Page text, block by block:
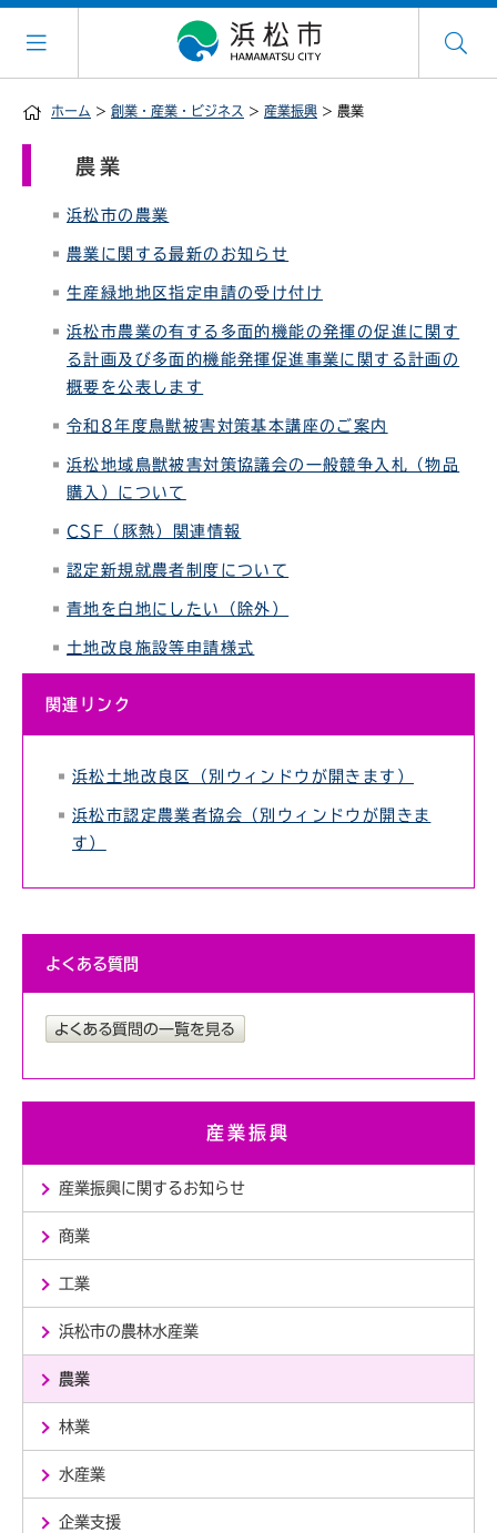
ホーム > 創業・産業・ビジネス > 産業振興 > 農業
産業振興
産業振興に関するお知らせ
商業
工業
浜松市の農林水産業
農業
林業
水産業
企業支援
農業
浜松市の農業
農業に関する最新のお知らせ
生産緑地地区指定申請の受け付け
浜松市農業の有する多面的機能の発揮の促進に関す
る計画及び多面的機能発揮促進事業に関する計画の
概要を公表します
令和8年度鳥獣被害対策基本講座のご案内
浜松地域鳥獣被害対策協議会の一般競争入札（物品
購入）について
CSF（豚熱）関連情報
認定新規就農者制度について
青地を白地にしたい（除外）
土地改良施設等申請様式
関連リンク
浜松土地改良区（別ウィンドウが開きます）
浜松市認定農業者協会（別ウィンドウが開きま
す）
よくある質問